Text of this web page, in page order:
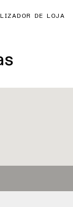
DE LOJA